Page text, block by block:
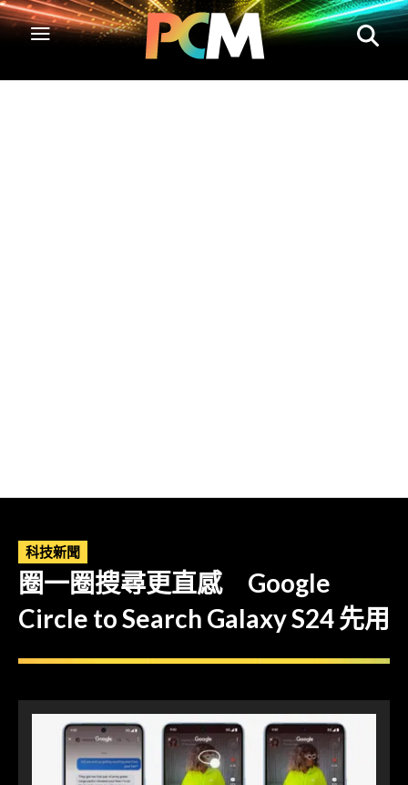
科技新聞
圈一圈搜尋更直感 Google
Circle to Search Galaxy S24 先用